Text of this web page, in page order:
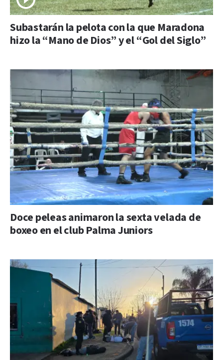
Subastarán la pelota con la que Maradona
hizo la “Mano de Dios” y el “Gol del Siglo”
Doce peleas animaron la sexta velada de
boxeo en el club Palma Juniors